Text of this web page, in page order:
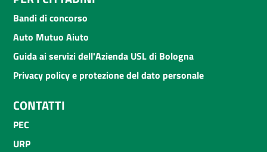
Bandi di concorso
Auto Mutuo Aiuto
Guida ai servizi dell'Azienda USL di Bologna
Privacy policy e protezione del dato personale
CONTATTI
PEC
URP